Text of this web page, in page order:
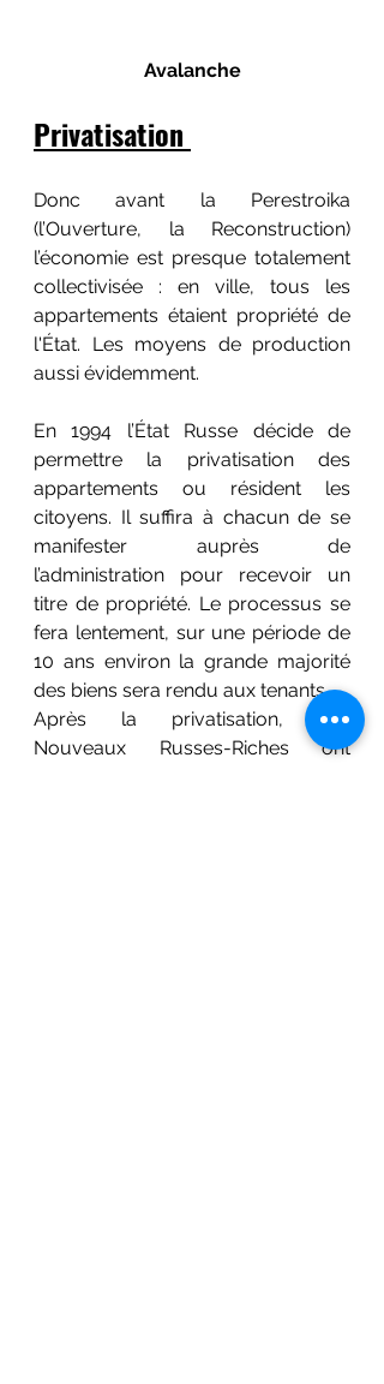
Avalanche
Privatisation
Donc avant la Perestroika
(l’Ouverture, la Reconstruction)
l’économie est presque totalement
collectivisée : en ville, tous les
appartements étaient propriété de
l'État. Les moyens de production
aussi évidemment.
En 1994 l’État Russe décide de
permettre la privatisation des
appartements ou résident les
citoyens. Il suffira à chacun de se
manifester auprès de
l’administration pour recevoir un
titre de propriété. Le processus se
fera lentement, sur une période de
10 ans environ la grande majorité
des biens sera rendu aux tenants.
Après la privatisation, des
Nouveaux Russes-Riches ont